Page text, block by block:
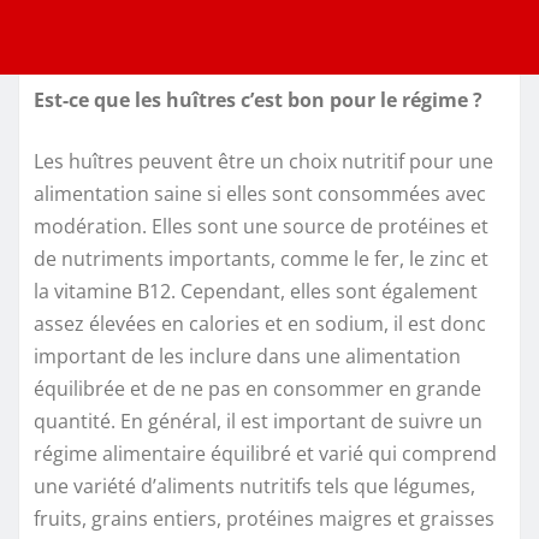
Est-ce que les huîtres c’est bon pour le régime ?
Les huîtres peuvent être un choix nutritif pour une
alimentation saine si elles sont consommées avec
modération. Elles sont une source de protéines et
de nutriments importants, comme le fer, le zinc et
la vitamine B12. Cependant, elles sont également
assez élevées en calories et en sodium, il est donc
important de les inclure dans une alimentation
équilibrée et de ne pas en consommer en grande
quantité. En général, il est important de suivre un
régime alimentaire équilibré et varié qui comprend
une variété d’aliments nutritifs tels que légumes,
fruits, grains entiers, protéines maigres et graisses